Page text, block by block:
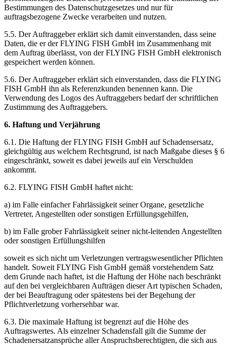
Bestimmungen des Datenschutzgesetzes und nur für
auftragsbezogene Zwecke verarbeiten und nutzen.
5.5. Der Auftraggeber erklärt sich damit einverstanden, dass seine
Daten, die er der FLYING FISH GmbH im Zusammenhang mit
dem Auftrag überlässt, von der FLYING FISH GmbH elektronisch
gespeichert werden können.
5.6. Der Auftraggeber erklärt sich einverstanden, dass die FLYING
FISH GmbH ihn als Referenzkunden benennen kann. Die
Verwendung des Logos des Auftraggebers bedarf der schriftlichen
Zustimmung des Auftraggebers.
6. Haftung und Verjährung
6.1. Die Haftung der FLYING FISH GmbH auf Schadensersatz,
gleichgültig aus welchem Rechtsgrund, ist nach Maßgabe dieses § 6
eingeschränkt, soweit es dabei jeweils auf ein Verschulden
ankommt.
6.2. FLYING FISH GmbH haftet nicht:
a) im Falle einfacher Fahrlässigkeit seiner Organe, gesetzliche
Vertreter, Angestellten oder sonstigen Erfüllungsgehilfen,
b) im Falle grober Fahrlässigkeit seiner nicht-leitenden Angestellten
oder sonstigen Erfüllungshilfen
soweit es sich nicht um Verletzungen vertragswesentlicher Pflichten
handelt. Soweit FLYING Fish GmbH gemäß vorstehendem Satz
dem Grunde nach haftet, ist die Haftung der Höhe nach beschränkt
auf den bei vergleichbaren Aufträgen dieser Art typischen Schaden,
der bei Beauftragung oder spätestens bei der Begehung der
Pflichtverletzung vorhersehbar war.
6.3. Die maximale Haftung ist begrenzt auf die Höhe des
Auftragswertes. Als einzelner Schadensfall gilt die Summe der
Schadenersatzansprüche aller Anspruchsberechtigten, die sich aus